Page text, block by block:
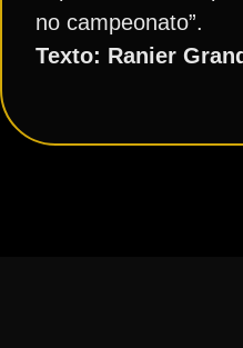
no campeonato”.
Texto: Ranier